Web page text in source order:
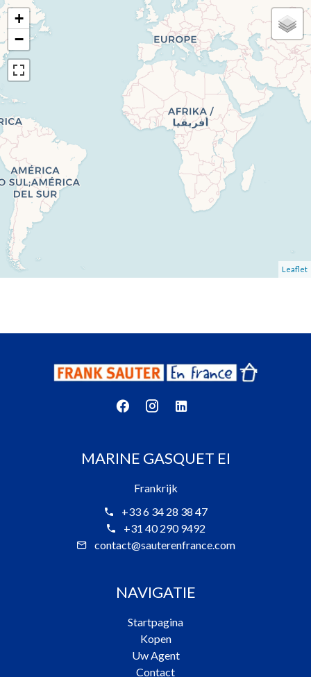
+
−
Leaflet
MARINE GASQUET EI
Frankrijk
+33 6 34 28 38 47
+31 40 290 9492
contact@sauterenfrance.com
NAVIGATIE
Startpagina
Kopen
Uw Agent
Contact